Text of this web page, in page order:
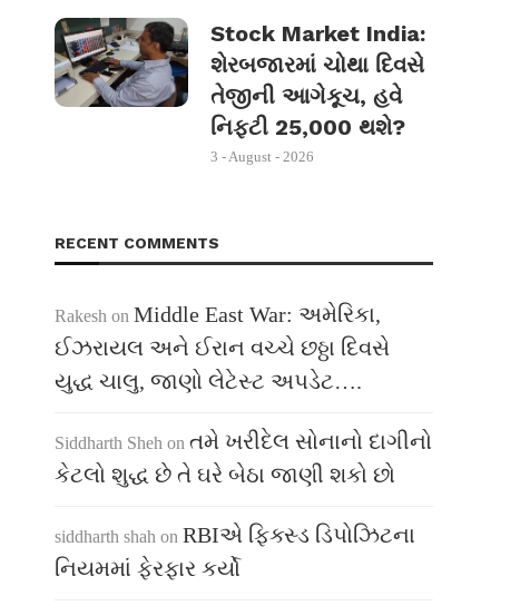
Stock Market India:
શેરબજારમાં ચોથા દિવસે
તેજીની આગેકૂચ, હવે
નિફ્ટી 25,000 થશે?
3 - August - 2026
RECENT COMMENTS
Rakesh on Middle East War: અમેરિકા,
ઈઝરાયલ અને ઈરાન વચ્ચે છઠ્ઠા દિવસે
યુદ્ધ ચાલુ, જાણો લેટેસ્ટ અપડેટ….
Siddharth Sheh on તમે ખરીદેલ સોનાનો દાગીનો
કેટલો શુદ્ધ છે તે ઘરે બેઠા જાણી શકો છો
siddharth shah on RBIએ ફિક્સ્ડ ડિપોઝિટના
નિયમમાં ફેરફાર કર્યો